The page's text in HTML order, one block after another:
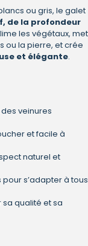
ou gris, le galet
de la profondeur
les végétaux, met
ou la pierre, et crée
et élégante.
veinures
et facile à
naturel et
s’adapter à tous
sa qualité et sa